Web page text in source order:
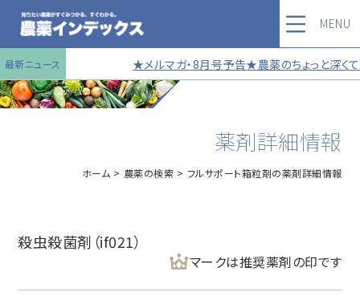
最新ニュース ★メルマガ・8月号予告★農薬のちょっと深
MENU
薬剤詳細情報
ホーム 農薬の検索 フルサポート箱粒剤の薬剤詳細情報
殺虫殺菌剤（if021）
マークは推奨薬剤の印です